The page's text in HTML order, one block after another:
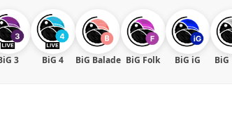
3 BiG 4 BiG Balade BiG Folk BiG iG BiG